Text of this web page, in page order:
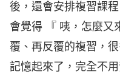
後，還會安排複習課
會覺得 『 咦，怎麼又
覆、再反覆的複習，
記憶起來了，完全不